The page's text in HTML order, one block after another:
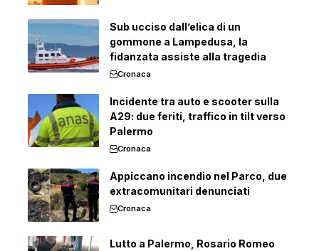
Sub ucciso dall’elica di un
gommone a Lampedusa, la
fidanzata assiste alla tragedia
Cronaca
Incidente tra auto e scooter sulla
A29: due feriti, traffico in tilt verso
Palermo
Cronaca
Appiccano incendio nel Parco, due
extracomunitari denunciati
Cronaca
Lutto a Palermo, Rosario Romeo